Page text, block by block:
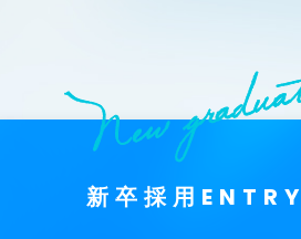
新卒採用ENTRY